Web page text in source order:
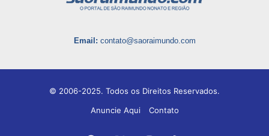
Email: contato@saoraimundo.com
© 2006-2025. Todos os Direitos Reservados.
Anuncie Aqui
Contato